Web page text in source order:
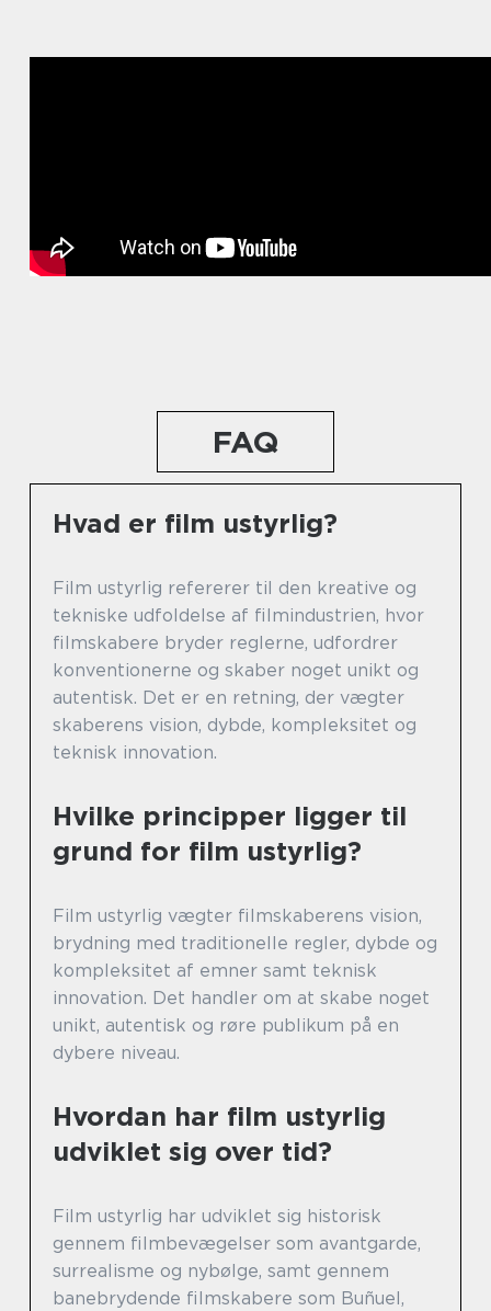
FAQ
Hvad er film ustyrlig?
Film ustyrlig refererer til den kreative og
tekniske udfoldelse af filmindustrien, hvor
filmskabere bryder reglerne, udfordrer
konventionerne og skaber noget unikt og
autentisk. Det er en retning, der vægter
skaberens vision, dybde, kompleksitet og
teknisk innovation.
Hvilke principper ligger til
grund for film ustyrlig?
Film ustyrlig vægter filmskaberens vision,
brydning med traditionelle regler, dybde og
kompleksitet af emner samt teknisk
innovation. Det handler om at skabe noget
unikt, autentisk og røre publikum på en
dybere niveau.
Hvordan har film ustyrlig
udviklet sig over tid?
Film ustyrlig har udviklet sig historisk
gennem filmbevægelser som avantgarde,
surrealisme og nybølge, samt gennem
banebrydende filmskabere som Buñuel,